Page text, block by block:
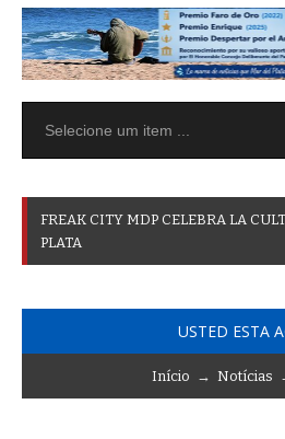
FREAK CITY MDP CELEBRA LA CULT
PLATA
USTED ESTA
Início → Notícias